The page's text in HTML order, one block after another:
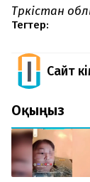
Түркістан
Тегтер:
Сайт
Оқыңыз